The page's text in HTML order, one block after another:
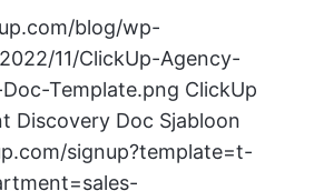
blog/wp-
11/ClickUp-Agency-
Template.png ClickUp
Discovery Doc Sjabloon
signup?template=t-